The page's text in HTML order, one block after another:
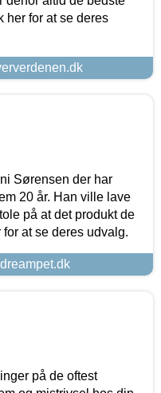
her for at se deres
Sørensen der har
20 år. Han ville lave
på at det produkt de
at se deres udvalg.
på de oftest